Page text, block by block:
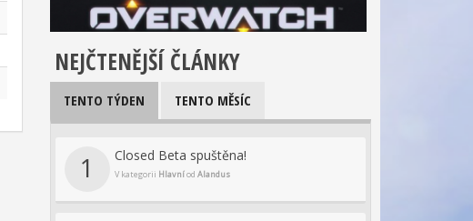
NEJČTENĚJŠÍ ČLÁNKY
TENTO TÝDEN TENTO MĚSÍC
1 Closed Beta spuštěna!
V kategorii Hlavníod Alandus